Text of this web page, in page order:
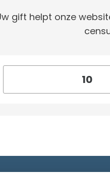
gift helpt onze